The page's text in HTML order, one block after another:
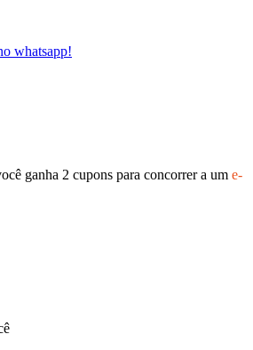
whatsapp!
ganha 2 cupons para concorrer a um e-